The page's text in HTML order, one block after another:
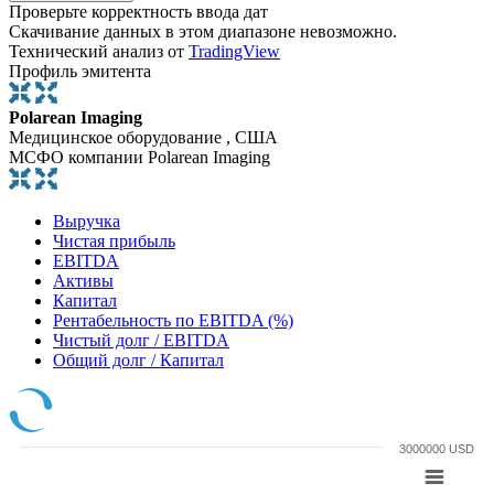
Проверьте корректность ввода дат
Скачивание данных в этом диапазоне невозможно.
Технический анализ от TradingView
Профиль эмитента
Polarean Imaging
Медицинское оборудование , США
МСФО компании Polarean Imaging
Выручка
Чистая прибыль
EBITDA
Активы
Капитал
Рентабельность по EBITDA (%)
Чистый долг / EBITDA
Общий долг / Капитал
3000000 USD